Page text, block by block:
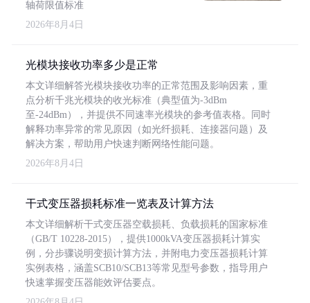
轴荷限值标准
2026年8月4日
光模块接收功率多少是正常
本文详细解答光模块接收功率的正常范围及影响因素，重
点分析千兆光模块的收光标准（典型值为-3dBm
至-24dBm），并提供不同速率光模块的参考值表格。同时
解释功率异常的常见原因（如光纤损耗、连接器问题）及
解决方案，帮助用户快速判断网络性能问题。
2026年8月4日
干式变压器损耗标准一览表及计算方法
本文详细解析干式变压器空载损耗、负载损耗的国家标准
（GB/T 10228-2015），提供1000kVA变压器损耗计算实
例，分步骤说明变损计算方法，并附电力变压器损耗计算
实例表格，涵盖SCB10/SCB13等常见型号参数，指导用户
快速掌握变压器能效评估要点。